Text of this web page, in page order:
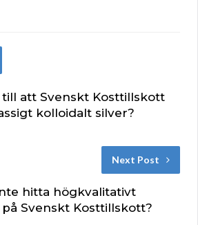
till att Svenskt Kosttillskott
kolloidalt silver?
Next Post
hitta högkvalitativt
Svenskt Kosttillskott?